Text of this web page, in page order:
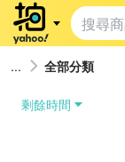
全部分類
剩餘時間